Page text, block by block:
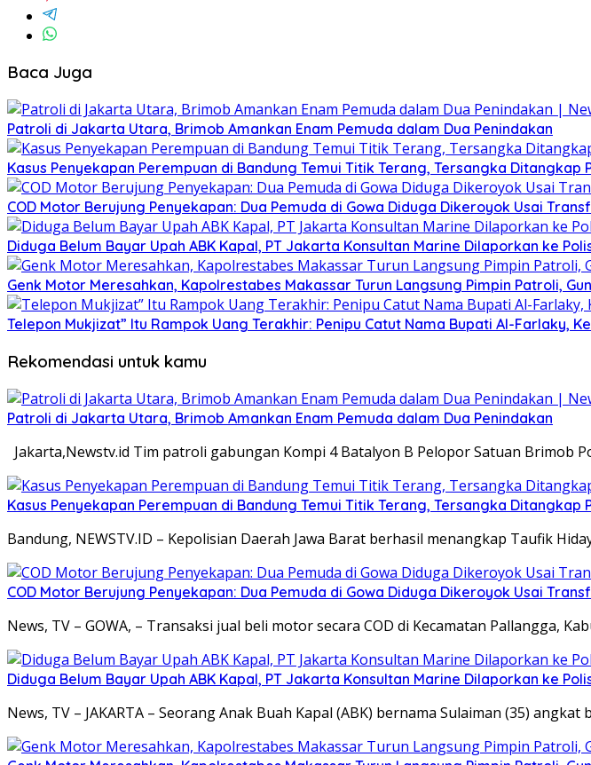
Baca Juga
Patroli di Jakarta Utara, Brimob Amankan Enam Pemuda dalam Dua Penindakan
Kasus Penyekapan Perempuan di Bandung Temui Titik Terang, Tersangka Ditangkap
COD Motor Berujung Penyekapan: Dua Pemuda di Gowa Diduga Dikeroyok Usai
Diduga Belum Bayar Upah ABK Kapal, PT Jakarta Konsultan Marine Dilaporkan ke
Genk Motor Meresahkan, Kapolrestabes Makassar Turun Langsung Pimpin Patroli,
Telepon Mukjizat” Itu Rampok Uang Terakhir: Penipu Catut Nama Bupati Al-Farlaky,
Rekomendasi untuk kamu
Patroli di Jakarta Utara, Brimob Amankan Enam Pemuda dalam Dua Penindakan
Jakarta,Newstv.id Tim patroli gabungan Kompi 4 Batalyon B Pelopor Satuan Brimob
Kasus Penyekapan Perempuan di Bandung Temui Titik Terang, Tersangka Ditangkap
Bandung, NEWSTV.ID – Kepolisian Daerah Jawa Barat berhasil menangkap Taufik
COD Motor Berujung Penyekapan: Dua Pemuda di Gowa Diduga Dikeroyok Usai
News, TV – GOWA, – Transaksi jual beli motor secara COD di Kecamatan Pallangga,
Diduga Belum Bayar Upah ABK Kapal, PT Jakarta Konsultan Marine Dilaporkan ke
News, TV – JAKARTA – Seorang Anak Buah Kapal (ABK) bernama Sulaiman (35) angkat